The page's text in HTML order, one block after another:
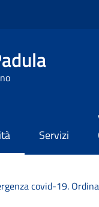
Servizi
covid-19.